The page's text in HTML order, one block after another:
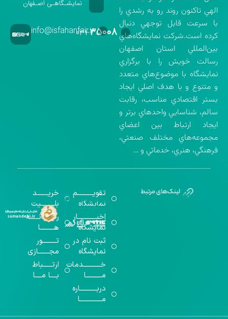
الهي تاكنون روند رو به رشدي را
با سرعت قابل توجهي دنبال
كرده است.شركت نمايشگاه‌هاي
بين‌المللي استان اصفهان
رسالت خويش را با برگزاري
نمايشگاه با موضوع‌هاي متعدد
و متنوع و با هدف اصلي ايجاد
بستر اقتصادي مناسب، رقابت
سالم، شناسايي واحدهاي برتر و
ايجاد ارتباط بين اعضاي
مجموعه‌هاي مختلف صنعتي،
فرهنگي، هنري، خدماتي و …
نمایشـگاهـی اصـفهان
۰۳۱-۳۵۰۰۸info@isfahanfair.ir
تقویــــــــــم
نمایشگاه
اخبــــــــــــار
نمایشگاه
ثبت نام در
نمایشگاه
خـــــــــــدمات
مــــــــــا
دربـــــــــــاره
مــــــــــــــا
خریـــــــد
بلـــــــــیت
رســـــانــــــه
هـــــــــا
تـــــــــور
مجـــــــازی
ارتــــــباط
بــــا مــــا
گواهینامه‌های
اخذ شده